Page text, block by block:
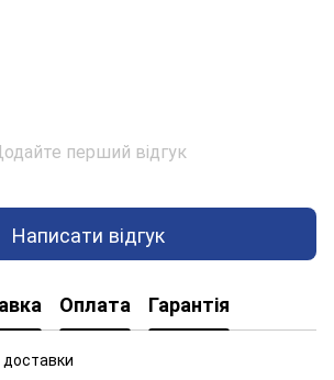
перший відгук
Написати відгук
Оплата Гарантія